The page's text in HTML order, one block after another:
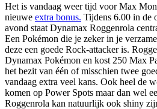
Het is vandaag weer tijd voor Max
nieuwe extra bonus. Tijdens 6.00 in de
avond staat Dynamax Roggenrola
Een Pokémon die je zeker in je
deze een goede Rock-attacker is.
Dynamax Pokémon en kost 250 Max
het bezit van één of misschien twee
vandaag extra veel kans. Ook heel de
komen op Power Spots maar dan wel
Roggenrola kan natuurlijk ook shiny